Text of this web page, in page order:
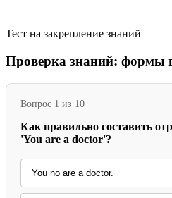
Тест на закрепление знаний
Проверка знаний: формы
Вопрос 1 из 10
Как правильно составить
'You are a doctor'?
You no are a doctor.